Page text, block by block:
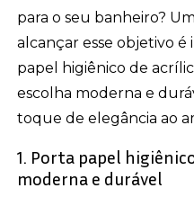
para o seu banheiro?
alcançar esse objetivo
papel higiênico de
escolha moderna e
toque de elegância ao
1. Porta papel
moderna e durável